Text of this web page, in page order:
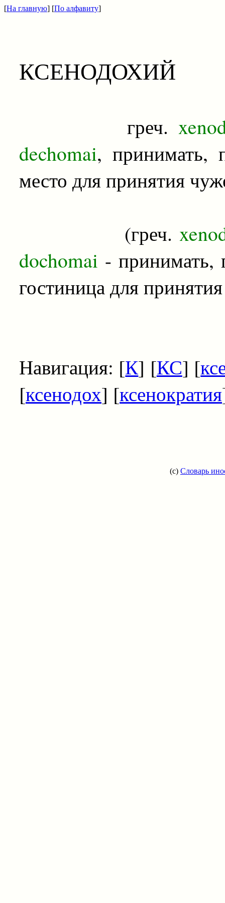
[На главную] [По алфавиту]
КСЕНОДОХИЙ
греч.
dechomai, принимать,
место для принятия
(греч.
dochomai - принимать,
гостиница для
Навигация: [К] [КС] [
[ксенодох] [ксенократия
(c) Словарь